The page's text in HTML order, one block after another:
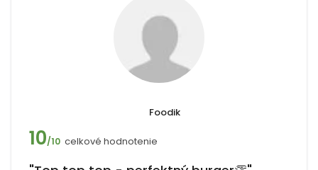
Foodik
10/10 celkové hodnotenie